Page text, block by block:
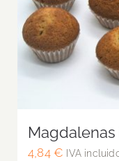
4,84 € IVA